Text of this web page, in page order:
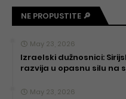
NE PROPUSTITE 🔎
May 23, 2026
Izraelski dužnosnici:
razvija u opasnu silu na
May 23, 2026